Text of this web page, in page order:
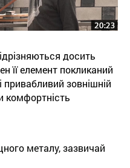
досить
її елемент покликаний
привабливий зовнішній
комфортність
металу, зазвичай